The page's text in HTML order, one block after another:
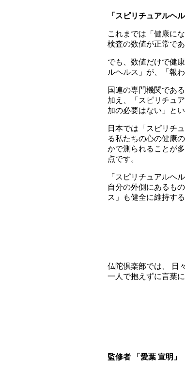
「スピリチュアルヘ
これまでは「健康に
検査の数値が正常で
でも、数値だけで健
ルヘルス」が、「報
国連の専門機関であ
加え、「スピリチュ
加の必要はない」と
日本では「スピリチ
る私たちの心の健康
かで測られることが多
点です。
「スピリチュアルヘ
自分の外側にあるも
ス」も健全に維持す
仏陀倶楽部では、 日
一人で抱えずに言葉
監修者 「愛葉 宣明」